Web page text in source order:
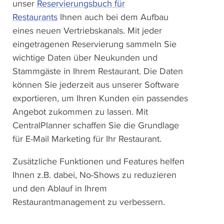
unser Reservierungsbuch für
Restaurants Ihnen auch bei dem Aufbau
eines neuen Vertriebskanals. Mit jeder
eingetragenen Reservierung sammeln Sie
wichtige Daten über Neukunden und
Stammgäste in Ihrem Restaurant. Die Daten
können Sie jederzeit aus unserer Software
exportieren, um Ihren Kunden ein passendes
Angebot zukommen zu lassen. Mit
CentralPlanner schaffen Sie die Grundlage
für E-Mail Marketing für Ihr Restaurant.
Zusätzliche Funktionen und Features helfen
Ihnen z.B. dabei, No-Shows zu reduzieren
und den Ablauf in Ihrem
Restaurantmanagement zu verbessern.